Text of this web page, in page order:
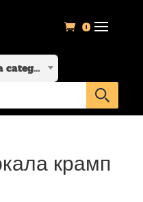
0
Selecciona una categoría
крамп